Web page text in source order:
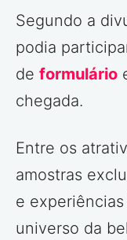
Segundo a
podia
de formulário
chegada.
Entre os
amostras
e
universo da